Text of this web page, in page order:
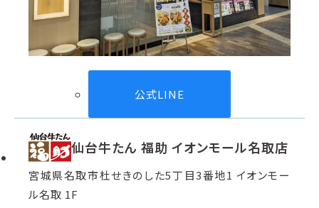
公式LINE
仙台牛たん 福助 イオンモール名取店
宮城県名取市杜せきのした5丁目3番地1 イオンモー
ル名取 1F